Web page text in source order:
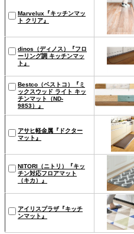
Marvelux『キッチンマッ
ト クリア』
dinos（ディノス）『フロ
ーリング調 キッチンマッ
ト』
Bestco（ベストコ）『ミ
ックスウッド ライト キッ
チンマット（ND-
9853）』
アサヒ軽金属『ドクター
マット』
NITORI（ニトリ）『キッ
チン対応フロアマット
（キカ）』
アイリスプラザ『キッチ
ンマット』